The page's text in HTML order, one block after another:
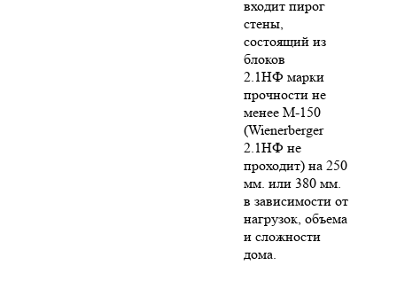
входит пирог
стены,
состоящий из
блоков
2.1НФ марки
прочности не
менее М-150
(Wienerberger
2.1НФ не
проходит) на 250
мм. или 380 мм.
в зависимости от
нагрузок, объема
и сложности
дома.